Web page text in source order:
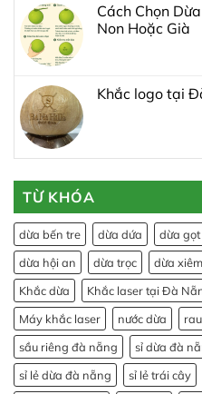
Cách Chọn
Non Hoặc Già
Khắc logo tại
TỪ KHÓA
dừa bến tre dừa dứa dừa
dừa hội an
dừa trọc dừa xiêm
Khắc dừa
Khắc laser tại Đà
Máy khắc laser
nước dừa
sầu riêng đà nẵng
sỉ dừa đà
sỉ lẻ dừa đà nẵng
sỉ lẻ trái cây